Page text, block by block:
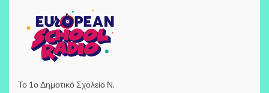
Το 1ο Δημοτικό Σχολείο Ν.